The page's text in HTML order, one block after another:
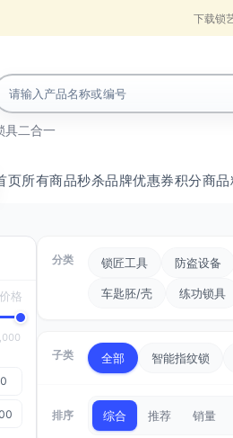
下载锁
具二合一
页所有商品秒杀品牌优惠券积分商品
格
分类 锁匠工具 防盗设备
车匙胚/壳 练功锁具
子类 全部 智能指纹锁
排序 综合 推荐 销量